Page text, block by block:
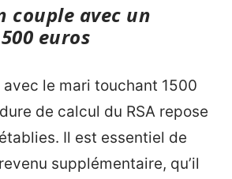
couple avec un
euros
avec le mari touchant 1500
de calcul du RSA repose
Il est essentiel de
supplémentaire, qu’il